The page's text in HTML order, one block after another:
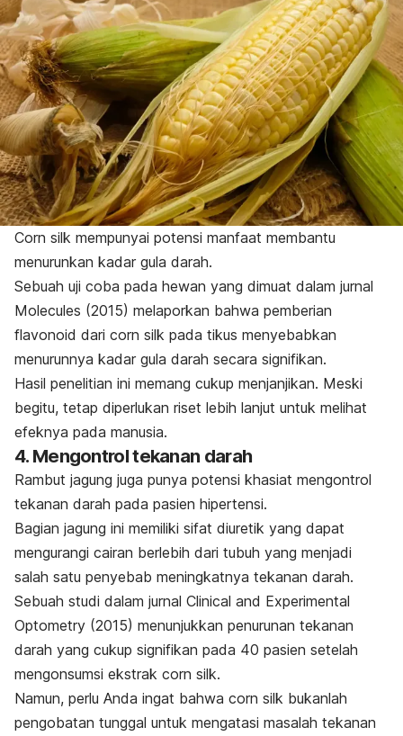
Corn silk mempunyai potensi manfaat membantu
menurunkan kadar gula darah.
Sebuah uji coba pada hewan yang dimuat dalam jurnal
Molecules (2015) melaporkan bahwa pemberian
flavonoid dari corn silk pada tikus menyebabkan
menurunnya kadar gula darah secara signifikan.
Hasil penelitian ini memang cukup menjanjikan. Meski
begitu, tetap diperlukan riset lebih lanjut untuk melihat
efeknya pada manusia.
4. Mengontrol tekanan darah
Rambut jagung juga punya potensi khasiat mengontrol
tekanan darah pada pasien hipertensi.
Bagian jagung ini memiliki sifat diuretik yang dapat
mengurangi cairan berlebih dari tubuh yang menjadi
salah satu penyebab meningkatnya tekanan darah.
Sebuah studi dalam jurnal Clinical and Experimental
Optometry (2015) menunjukkan penurunan tekanan
darah yang cukup signifikan pada 40 pasien setelah
mengonsumsi ekstrak corn silk.
Namun, perlu Anda ingat bahwa corn silk bukanlah
pengobatan tunggal untuk mengatasi masalah tekanan